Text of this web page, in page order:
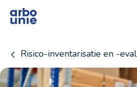
Risico-inventarisatie en -